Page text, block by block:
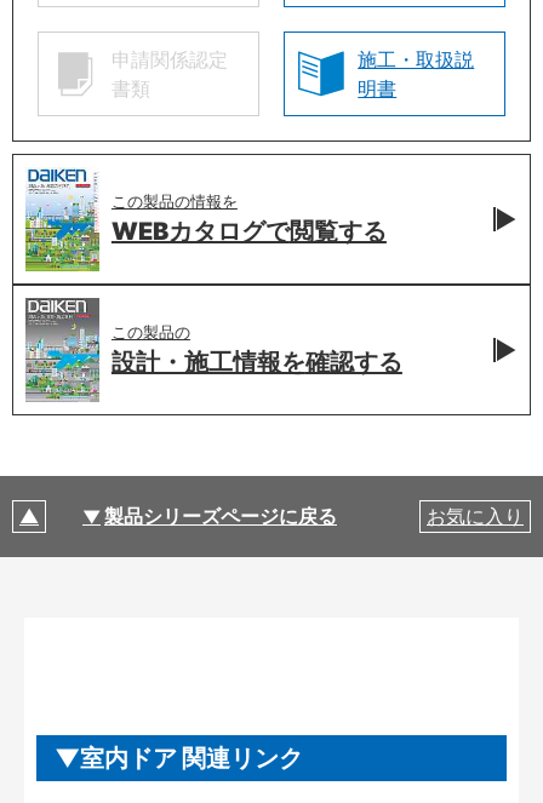
申請関係認定
書類
施工・取扱説
明書
この製品の情報を
WEBカタログで閲覧する
この製品の
設計・施工情報を確認する
製品シリーズページに戻る お気に入り
室内ドア 関連リンク